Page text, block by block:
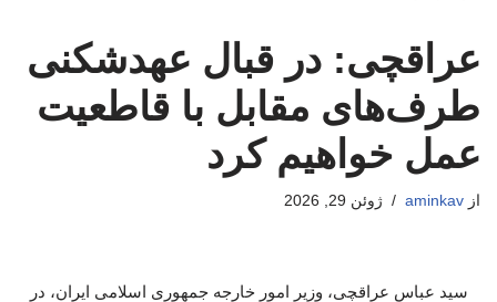
عراقچی: در قبال عهدشکنی
طرف‌های مقابل با قاطعیت
عمل خواهیم کرد
از aminkav ژوئن 29, 2026
سید عباس عراقچی، وزیر امور خارجه جمهوری اسلامی ایران، در